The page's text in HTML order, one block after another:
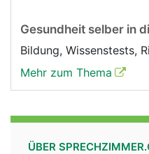
Gesundheit selber in
Bildung, Wissenstests,
Mehr zum Thema
ÜBER